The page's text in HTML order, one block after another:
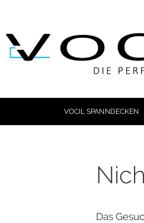
VOCIL SPANNDECKEN
Das